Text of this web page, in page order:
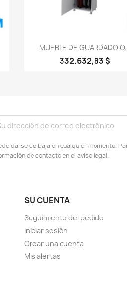
 Vista rápida
MUEBLE DE GUARDADO
332.632,83 $
darse de baja en cualquier momento.
de contacto en el aviso legal.
SU CUENTA
Seguimiento del pedido
Iniciar sesión
Crear una cuenta
Mis alertas